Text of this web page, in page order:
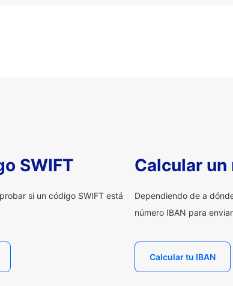
SWIFT
si un código SWIFT está
Calcular un
Dependiendo de a
número IBAN para
Calcular tu IBAN